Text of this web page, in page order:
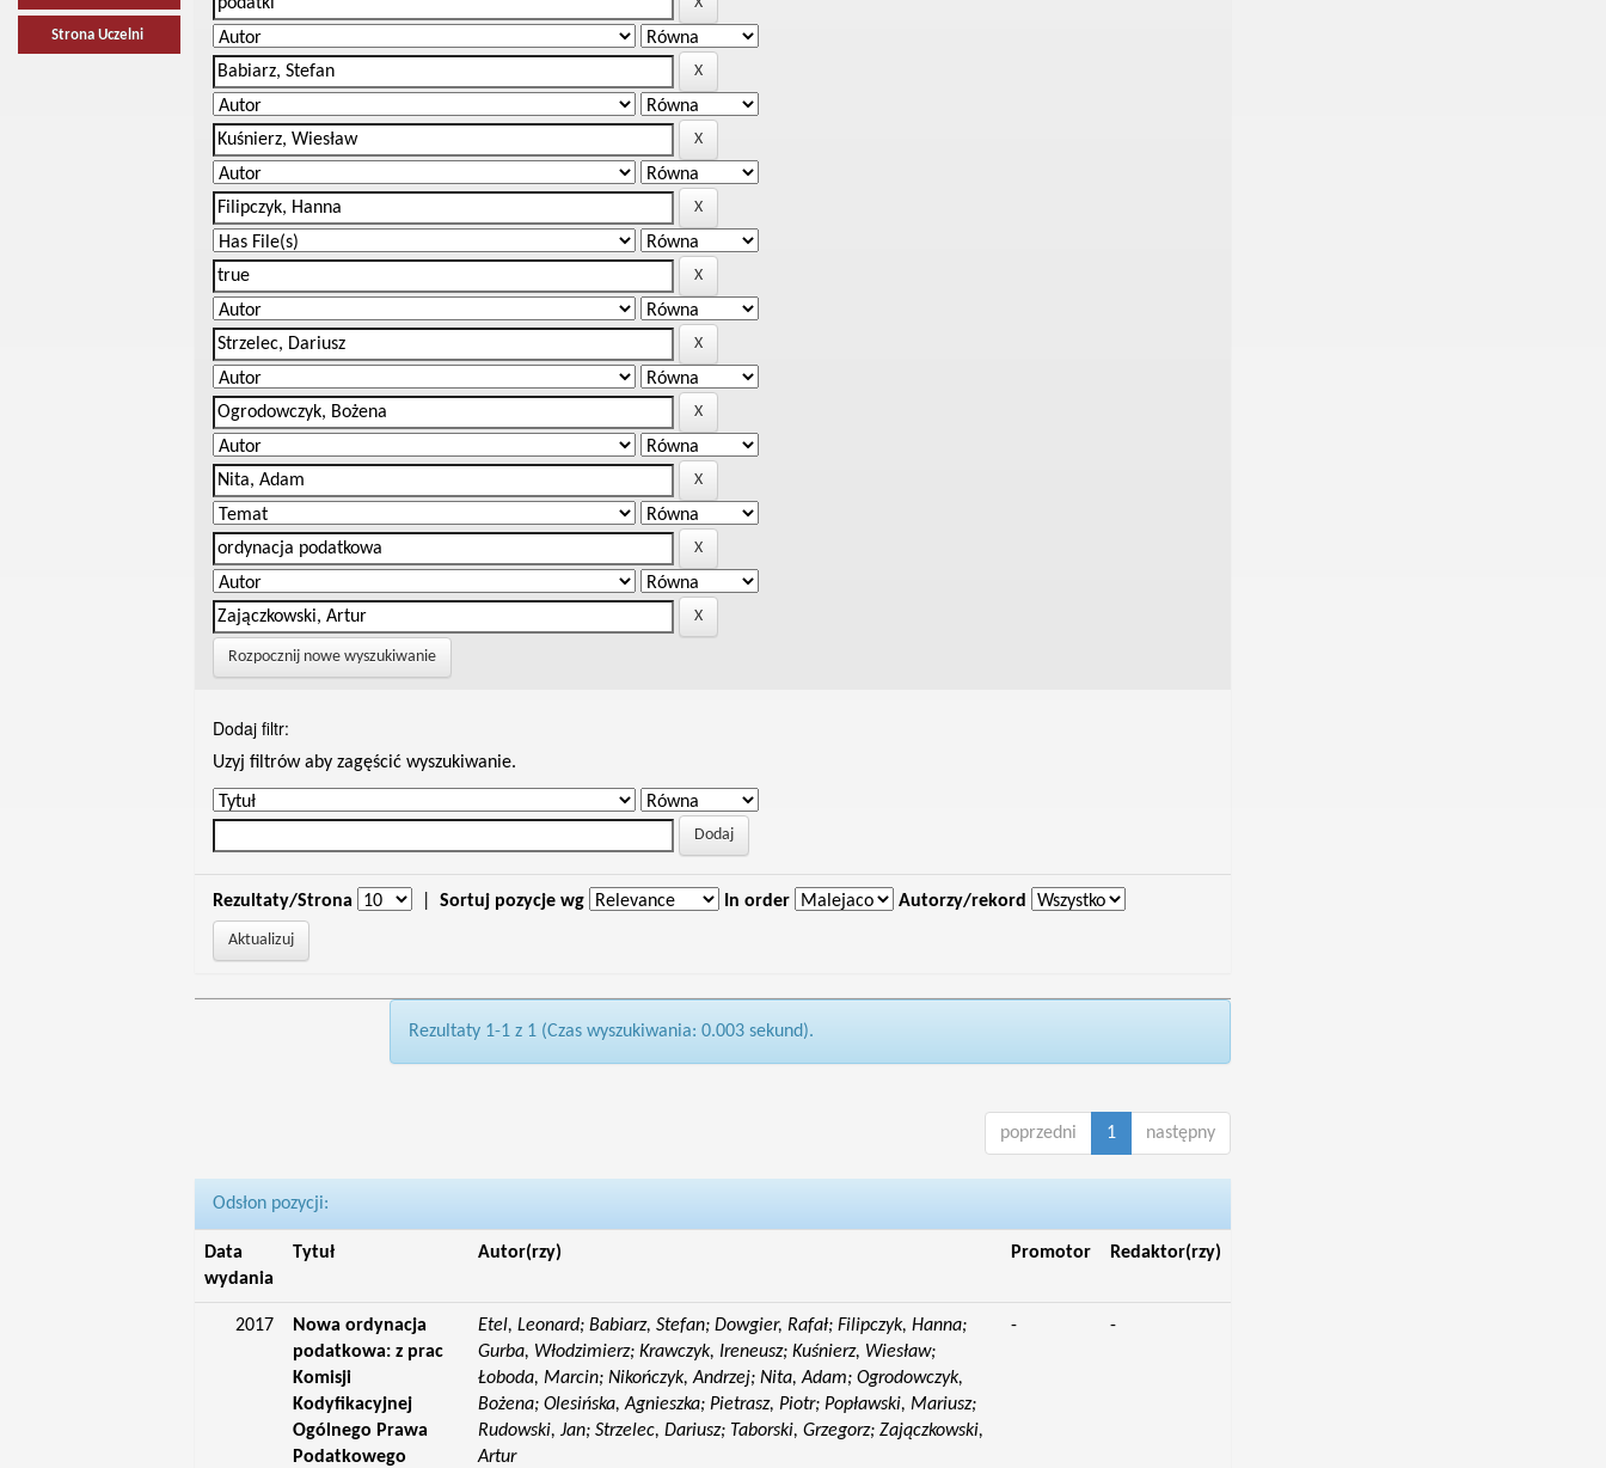
Strona Uczelni
Rozpocznij nowe wyszukiwanie
Dodaj filtr:
Uzyj filtrów aby zagęścić wyszukiwanie.
Rezultaty/Strona Sortuj pozycje wg In order Autorzy/rekord
Rezultaty 1-1 z 1 (Czas wyszukiwania: 0.003 sekund).
poprzedni 1 następny
Odsłon pozycji:
Data
wydania
Tytuł Autor(rzy) Promotor Redaktor(rzy)
2017
Nowa ordynacja
podatkowa: z prac
Komisji
Kodyfikacyjnej
Ogólnego Prawa
Podatkowego
Etel, Leonard; Babiarz, Stefan; Dowgier, Rafał; Filipczyk, Hanna;
Gurba, Włodzimierz; Krawczyk, Ireneusz; Kuśnierz, Wiesław;
Łoboda, Marcin; Nikończyk, Andrzej; Nita, Adam; Ogrodowczyk,
Bożena; Olesińska, Agnieszka; Pietrasz, Piotr; Popławski, Mariusz;
Rudowski, Jan; Strzelec, Dariusz; Taborski, Grzegorz; Zajączkowski,
Artur
- -